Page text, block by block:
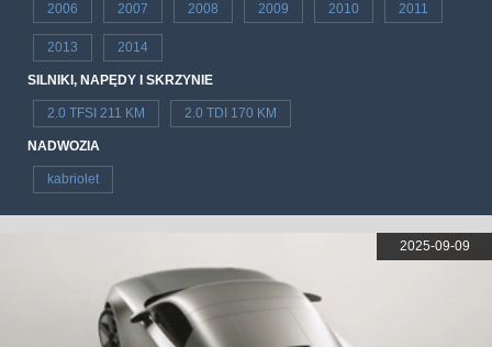
2006 2007 2008 2009 2010 2011
2013 2014
SILNIKI, NAPĘDY I SKRZYNIE
2.0 TFSI 211 KM 2.0 TDI 170 KM
NADWOZIA
kabriolet
2025-09-09